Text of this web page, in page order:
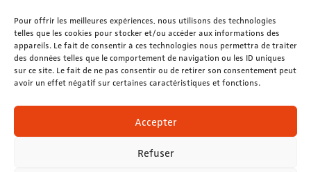
Pour offrir les meilleures expériences, nous utilisons des technologies
telles que les cookies pour stocker et/ou accéder aux informations des
appareils. Le fait de consentir à ces technologies nous permettra de traiter
des données telles que le comportement de navigation ou les ID uniques
sur ce site. Le fait de ne pas consentir ou de retirer son consentement peut
avoir un effet négatif sur certaines caractéristiques et fonctions.
Accepter
Refuser
Dimanche: 11h - 00h
04 77 32 32 01